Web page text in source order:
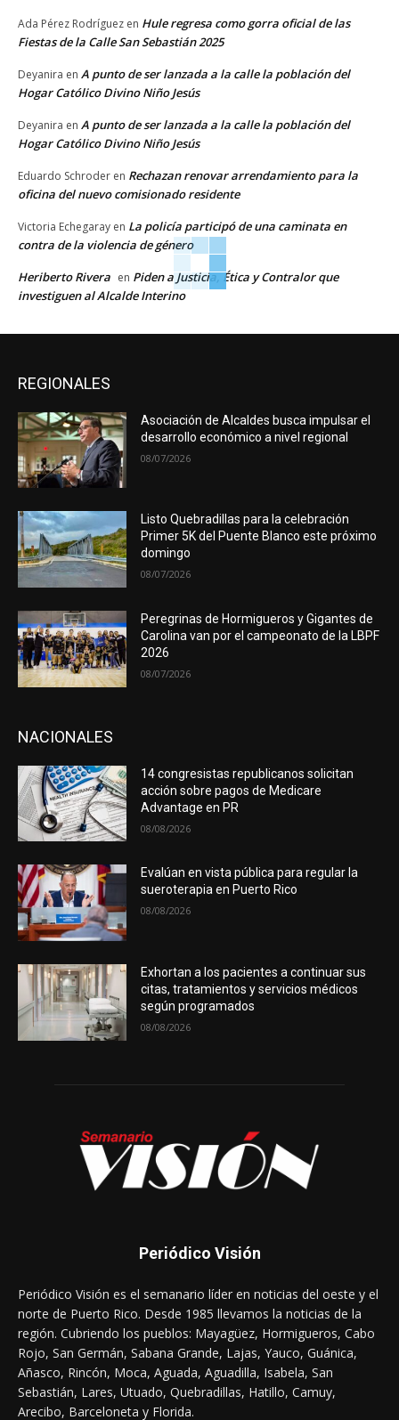
Ada Pérez Rodríguez en Hule regresa como gorra oficial de las
Fiestas de la Calle San Sebastián 2025
Deyanira en A punto de ser lanzada a la calle la población del
Hogar Católico Divino Niño Jesús
Deyanira en A punto de ser lanzada a la calle la población del
Hogar Católico Divino Niño Jesús
Eduardo Schroder en Rechazan renovar arrendamiento para la
oficina del nuevo comisionado residente
Victoria Echegaray en La policía participó de una caminata en
contra de la violencia de género
Heriberto Rivera en Piden a Justicia, Ética y Contralor que
investiguen al Alcalde Interino
REGIONALES
Asociación de Alcaldes busca impulsar el
desarrollo económico a nivel regional
08/07/2026
Listo Quebradillas para la celebración
Primer 5K del Puente Blanco este próximo
domingo
08/07/2026
Peregrinas de Hormigueros y Gigantes de
Carolina van por el campeonato de la LBPF
2026
08/07/2026
NACIONALES
14 congresistas republicanos solicitan
acción sobre pagos de Medicare
Advantage en PR
08/08/2026
Evalúan en vista pública para regular la
sueroterapia en Puerto Rico
08/08/2026
Exhortan a los pacientes a continuar sus
citas, tratamientos y servicios médicos
según programados
08/08/2026
Periódico Visión
Periódico Visión es el semanario líder en noticias del oeste y el
norte de Puerto Rico. Desde 1985 llevamos la noticias de la
región. Cubriendo los pueblos: Mayagüez, Hormigueros, Cabo
Rojo, San Germán, Sabana Grande, Lajas, Yauco, Guánica,
Añasco, Rincón, Moca, Aguada, Aguadilla, Isabela, San
Sebastián, Lares, Utuado, Quebradillas, Hatillo, Camuy,
Arecibo, Barceloneta y Florida.